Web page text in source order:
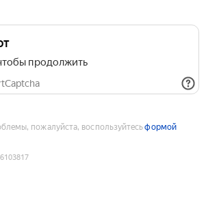
продолжить
пожалуйста, воспользуйтесьформой